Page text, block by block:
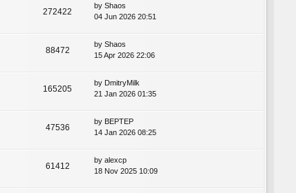
272422
by Shaos
04 Jun 2026 20:51
88472
by Shaos
15 Apr 2026 22:06
165205
by DmitryMilk
21 Jan 2026 01:35
47536
by BEPTEP
14 Jan 2026 08:25
61412
by alexcp
18 Nov 2025 10:09